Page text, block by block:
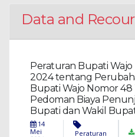
Data and
Peraturan Bupati
2024 tentang
Bupati Wajo Nomor
Pedoman Biaya
Bupati dan Wakil
14
Mei
Peraturan